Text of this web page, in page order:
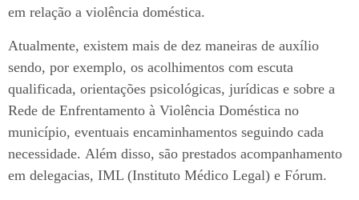
em relação a violência doméstica.
Atualmente, existem mais de dez maneiras de auxílio
sendo, por exemplo, os acolhimentos com escuta
qualificada, orientações psicológicas, jurídicas e sobre a
Rede de Enfrentamento à Violência Doméstica no
município, eventuais encaminhamentos seguindo cada
necessidade. Além disso, são prestados acompanhamento
em delegacias, IML (Instituto Médico Legal) e Fórum.